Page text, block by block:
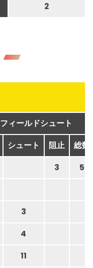
2
フィールドシュート
シュート 阻止 総数
3 5
3
4
11